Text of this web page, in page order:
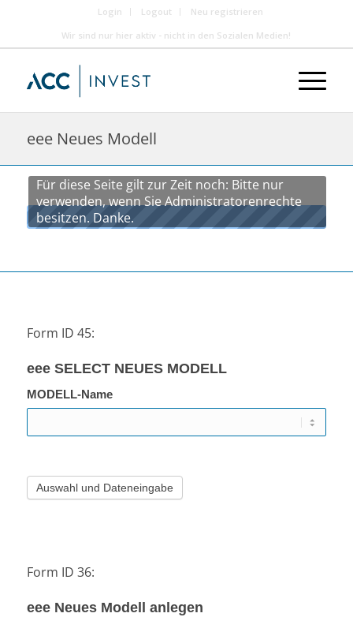
Login Logout
Neu registrieren
Wir sind nur hier aktiv - nicht in den Sozialen Medien!
eee Neues Modell
Für diese Seite gilt zur Zeit noch: Bitte nur
verwenden, wenn Sie Administratorenrechte
besitzen. Danke.
Form ID 45:
eee SELECT NEUES MODELL
MODELL-Name
Form ID 36:
eee Neues Modell anlegen